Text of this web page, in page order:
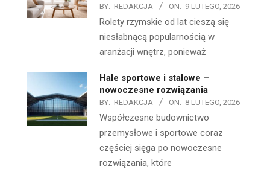
BY: REDAKCJA ON: 9 LUTEGO, 2026
Rolety rzymskie od lat cieszą się
niesłabnącą popularnością w
aranżacji wnętrz, ponieważ
Hale sportowe i stalowe –
nowoczesne rozwiązania
BY: REDAKCJA ON: 8 LUTEGO, 2026
Współczesne budownictwo
przemysłowe i sportowe coraz
częściej sięga po nowoczesne
rozwiązania, które